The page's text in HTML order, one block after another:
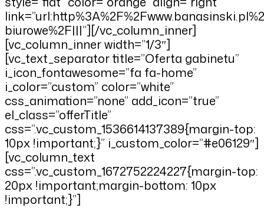
biurowe%2F|||”][/vc_column_inner]
[vc_column_inner width=”1/3″]
[vc_text_separator title=”Oferta gabinetu”
i_icon_fontawesome=”fa fa-home”
i_color=”custom” color=”white”
css_animation=”none” add_icon=”true”
el_class=”offerTitle”
css=”.vc_custom_1536614137389{margin-top:
10px !important;}” i_custom_color=”#e06129″]
[vc_column_text
css=”.vc_custom_1672752224227{margin-top:
20px !important;margin-bottom: 10px
!important;}”]